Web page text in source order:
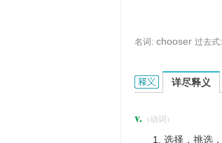
名词: chooser 过去式:
choose的英文翻译
详尽释义
v. (动词)
选择，挑选